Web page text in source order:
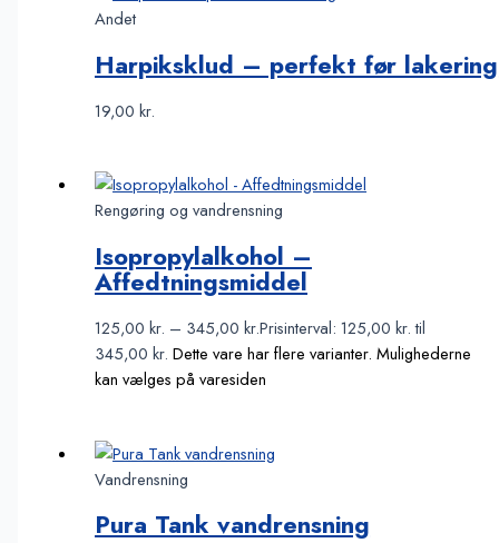
Andet
Harpiksklud – perfekt før lakering
19,00kr.
Rengøring og vandrensning
Isopropylalkohol –
Affedtningsmiddel
125,00kr. – 345,00kr.Prisinterval: 125,00 kr. til
345,00 kr. Dette vare har flere varianter. Mulighederne
kan vælges på varesiden
Vandrensning
Pura Tank vandrensning